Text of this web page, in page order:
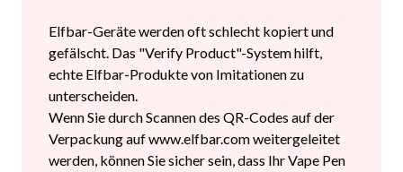
Elfbar-Geräte werden oft schlecht kopiert und
gefälscht. Das "Verify Product"-System hilft,
echte Elfbar-Produkte von Imitationen zu
unterscheiden.
Wenn Sie durch Scannen des QR-Codes auf der
Verpackung auf www.elfbar.com weitergeleitet
werden, können Sie sicher sein, dass Ihr Vape Pen